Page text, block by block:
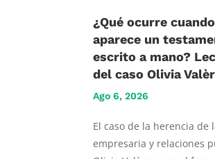
¿Qué ocurre cuando
aparece un
escrito a mano?
del caso Olivia
Ago 6, 2026
El caso de la herencia de
empresaria y relaciones